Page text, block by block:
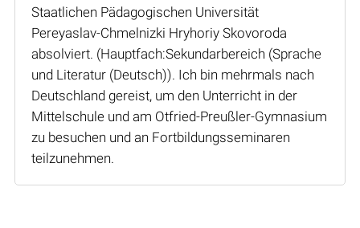
Staatlichen Pädagogischen Universität
Pereyaslav-Chmelnizki Hryhoriy Skovoroda
absolviert. (Hauptfach:Sekundarbereich (Sprache
und Literatur (Deutsch)). Ich bin mehrmals nach
Deutschland gereist, um den Unterricht in der
Mittelschule und am Otfried-Preußler-Gymnasium
zu besuchen und an Fortbildungsseminaren
teilzunehmen.